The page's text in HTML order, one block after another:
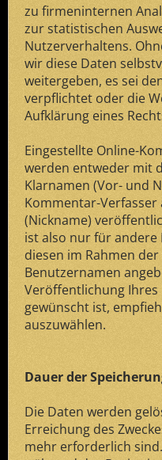
zu firmeninternen
zur statistischen
Nutzerverhaltens.
wir diese Daten
weitergeben, es sei
verpflichtet oder die
Aufklärung eines
Eingestellte Online-
werden entweder mit
Klarnamen (Vor- und
Kommentar-
(Nickname)
ist also nur für andere
diesen im Rahmen
Benutzernamen
Veröffentlichung
gewünscht ist,
auszuwählen.
Dauer der
Die Daten werden
Erreichung des
mehr erforderlich